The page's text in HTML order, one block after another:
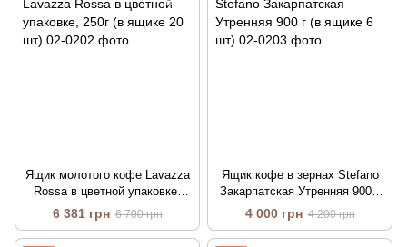
Ящик молотого кофе Lavazza
Rossa в цветной упаковке,
250г (в ящике 20 шт)
6 381 грн 6 700 грн
Ящик кофе в зернах Stefano
Закарпатская Утренняя 900 г
(в ящике 6 шт)
4 000 грн 4 200 грн